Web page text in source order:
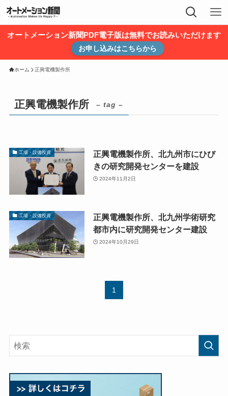
オートメーション新聞PDF電子版は無料でお読みいただけます
お申し込みはこちらから
ホーム 正興電機製作所
正興電機製作所 – tag –
工場・設備投資
正興電機製作所、北九州市にひび
きの研究開発センターを建設
2024年11月2日
工場・設備投資
正興電機製作所、北九州学術研究
都市内に研究開発センター建設
2024年10月29日
1